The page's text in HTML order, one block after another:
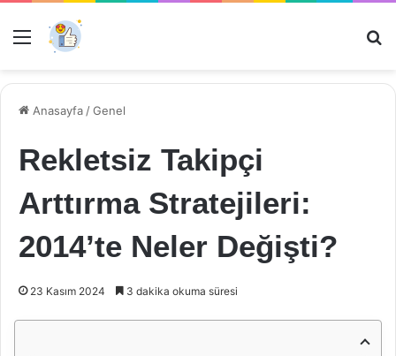
Menü
Anasayfa /Genel
Rekletsiz Takipçi
Arttırma Stratejileri:
2014’te Neler Değişti?
23 Kasım 2024 3 dakika okuma süresi